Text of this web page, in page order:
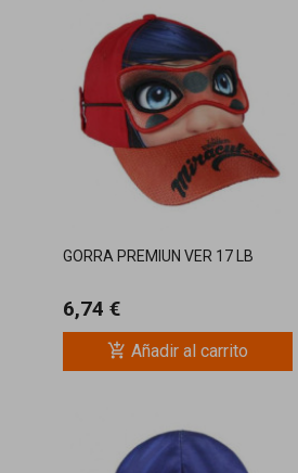
GORRA PREMIUN VER 17 LB
6,74 €
add_shopping_cart Añadir al carrito